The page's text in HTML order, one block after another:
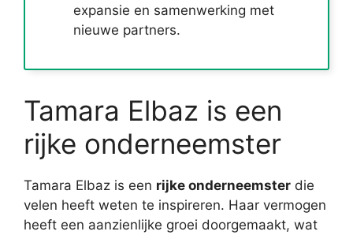
expansie en samenwerking met
nieuwe partners.
Tamara Elbaz is een
rijke onderneemster
Tamara Elbaz is een rijke onderneemster die
velen heeft weten te inspireren. Haar vermogen
heeft een aanzienlijke groei doorgemaakt, wat